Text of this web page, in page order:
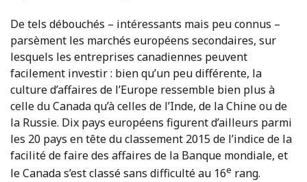
De tels débouchés – intéressants mais peu connus –
parsèment les marchés européens secondaires, sur
lesquels les entreprises canadiennes peuvent
facilement investir : bien qu’un peu différente, la
culture d’affaires de l’Europe ressemble bien plus à
celle du Canada qu’à celles de l’Inde, de la Chine ou de
la Russie. Dix pays européens figurent d’ailleurs parmi
les 20 pays en tête du classement 2015 de l’indice de la
facilité de faire des affaires de la Banque mondiale, et
le Canada s’est classé sans difficulté au 16e rang.